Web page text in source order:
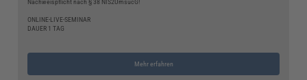
ONLINE-LIVE-SEMINAR
DAUER 1 TAG
Mehr erfahren